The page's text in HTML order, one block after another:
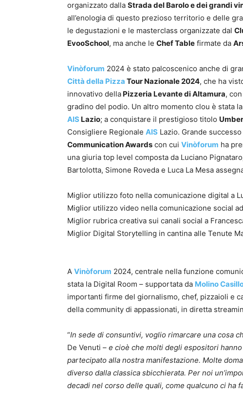
organizzato dalla Strada del Barolo e dei grandi
all’enologia di questo prezioso territorio e delle
le degustazioni e le masterclass organizzate dal
EvooSchool, ma anche le Chef Table firmate da
Vinòforum 2024 è stato palcoscenico anche di
Città della Pizza Tour Nazionale 2024, che ha
innovativo della Pizzeria Levante di Altamura,
gradino del podio. Un altro momento clou è stata
AIS Lazio; a conquistare il prestigioso titolo
Consigliere Regionale AIS Lazio. Grande
Communication Awards con cui Vinòforum ha
una giuria top level composta da Luciano
Bartolotta, Simone Roveda e Luca La Mesa
Miglior utilizzo foto nella comunicazione digital a
Miglior utilizzo video nella comunicazione social
Miglior rubrica creativa sui canali social a
Miglior Digital Storytelling in cantina alle Tenute
A Vinòforum 2024, centrale nella funzione
stata la Digital Room – supportata da Molino
importanti firme del giornalismo, chef, pizzaioli e
della community di appassionati, in diretta
“In sede di consuntivi, voglio rimarcare una cosa
De Venuti – e cioè che molti degli espositori
partecipato alla nostra manifestazione. Molte
diverso dalla classica sbicchierata. Per noi
decadi nel corso delle quali, come qualcuno ci ha